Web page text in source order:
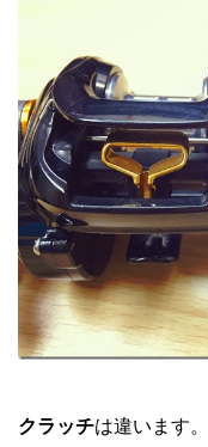
クラッチは違います